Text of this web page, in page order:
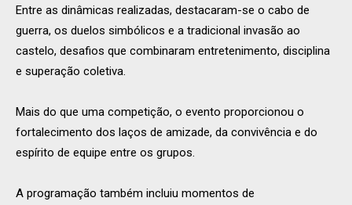
Entre as dinâmicas realizadas, destacaram-se o cabo de
guerra, os duelos simbólicos e a tradicional invasão ao
castelo, desafios que combinaram entretenimento, disciplina
e superação coletiva.
Mais do que uma competição, o evento proporcionou o
fortalecimento dos laços de amizade, da convivência e do
espírito de equipe entre os grupos.
A programação também incluiu momentos de